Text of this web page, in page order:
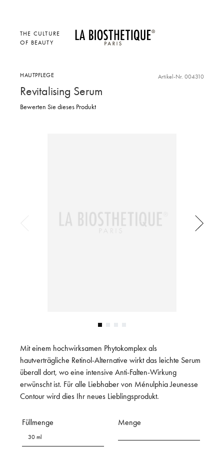
THE CULTURE
OF BEAUTY
HAUTPFLEGE Artikel-Nr. 004310
Revitalising Serum
Bewerten Sie dieses Produkt
Mit einem hochwirksamen Phytokomplex als
hautverträgliche Retinol-Alternative wirkt das leichte Serum
überall dort, wo eine intensive Anti-Falten-Wirkung
erwünscht ist. Für alle Liebhaber von Ménulphia Jeunesse
Contour wird dies Ihr neues Lieblingsprodukt.
Füllmenge
30 ml
Menge